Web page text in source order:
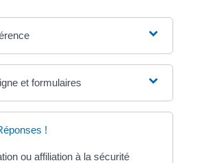
et formulaires
!
ou affiliation à la sécurité